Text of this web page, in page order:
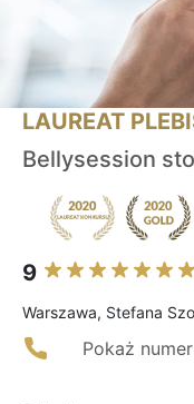
LAUREAT
Bellysession
9
Warszawa, Stefana
Pokaż